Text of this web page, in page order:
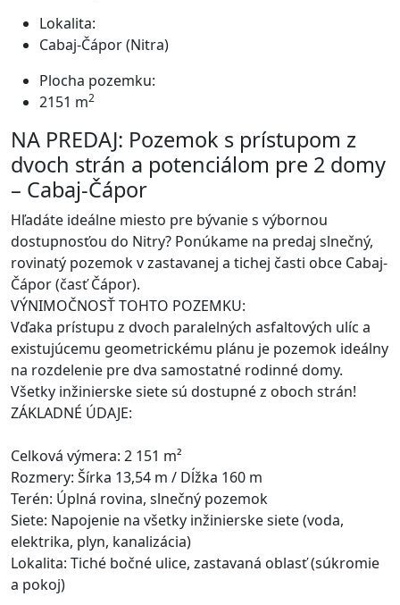
Lokalita:
Cabaj-Čápor (Nitra)
Plocha pozemku:
2151 m2
NA PREDAJ: Pozemok s prístupom z
dvoch strán a potenciálom pre 2 domy
– Cabaj-Čápor
Hľadáte ideálne miesto pre bývanie s výbornou
dostupnosťou do Nitry? Ponúkame na predaj slnečný,
rovinatý pozemok v zastavanej a tichej časti obce Cabaj-
Čápor (časť Čápor).
VÝNIMOČNOSŤ TOHTO POZEMKU:
Vďaka prístupu z dvoch paralelných asfaltových ulíc a
existujúcemu geometrickému plánu je pozemok ideálny
na rozdelenie pre dva samostatné rodinné domy.
Všetky inžinierske siete sú dostupné z oboch strán!
ZÁKLADNÉ ÚDAJE:
Celková výmera: 2 151 m²
Rozmery: Šírka 13,54 m / Dĺžka 160 m
Terén: Úplná rovina, slnečný pozemok
Siete: Napojenie na všetky inžinierske siete (voda,
elektrika, plyn, kanalizácia)
Lokalita: Tiché bočné ulice, zastavaná oblasť (súkromie
a pokoj)